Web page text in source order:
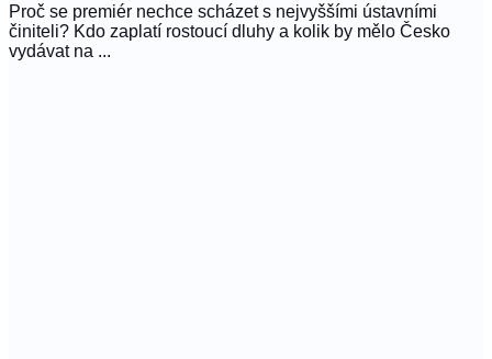
Proč se premiér nechce scházet s nejvyššími ústavními
činiteli? Kdo zaplatí rostoucí dluhy a kolik by mělo Česko
vydávat na ...